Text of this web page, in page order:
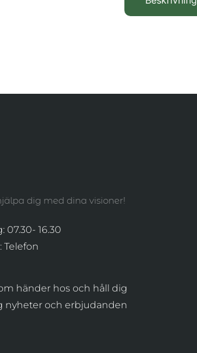
dig med dina visioner!
07.30- 16.30
Telefon
händer hos och håll dig
nyheter och erbjudanden